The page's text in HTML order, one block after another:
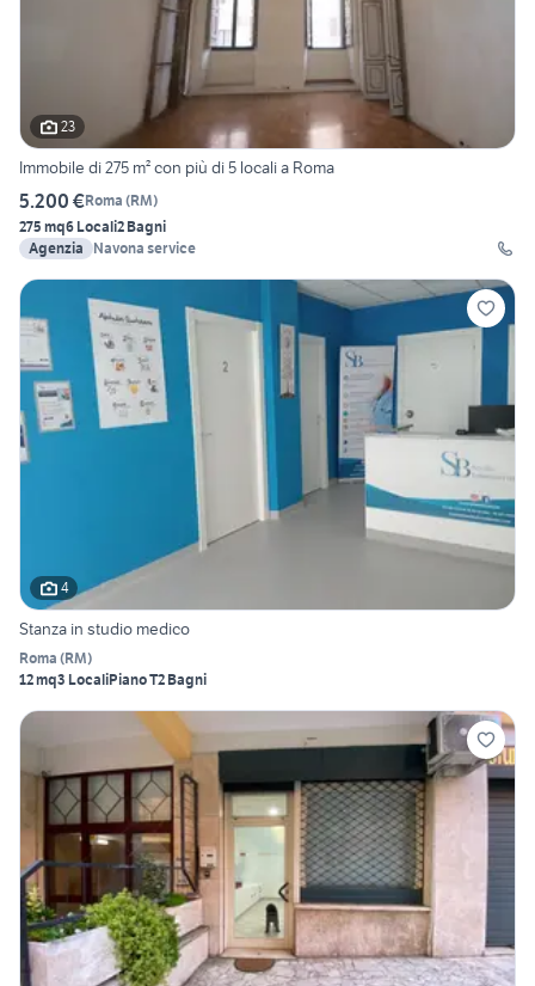
23
Immobile di 275 m² con più di 5 locali a Roma
5.200 €Roma (RM)
275 mq6 Locali2 Bagni
Agenzia
Navona service
4
Stanza in studio medico
Roma (RM)
12 mq3 LocaliPiano T2 Bagni